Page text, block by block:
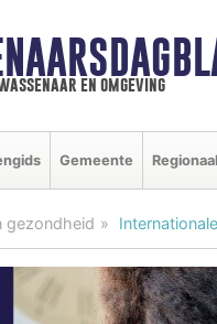
en omgeving
Gemeente Regionaal
gezondheid